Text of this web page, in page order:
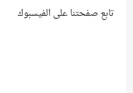
تابع صفحتنا على الفيسبوك